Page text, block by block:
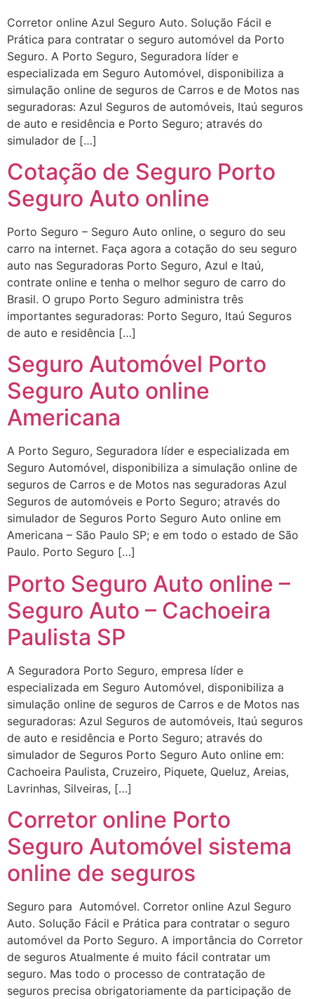
Corretor online Azul Seguro Auto. Solução Fácil e
Prática para contratar o seguro automóvel da Porto
Seguro. A Porto Seguro, Seguradora líder e
especializada em Seguro Automóvel, disponibiliza a
simulação online de seguros de Carros e de Motos nas
seguradoras: Azul Seguros de automóveis, Itaú seguros
de auto e residência e Porto Seguro; através do
simulador de […]
Cotação de Seguro Porto
Seguro Auto online
Porto Seguro – Seguro Auto online, o seguro do seu
carro na internet. Faça agora a cotação do seu seguro
auto nas Seguradoras Porto Seguro, Azul e Itaú,
contrate online e tenha o melhor seguro de carro do
Brasil. O grupo Porto Seguro administra três
importantes seguradoras: Porto Seguro, Itaú Seguros
de auto e residência […]
Seguro Automóvel Porto
Seguro Auto online
Americana
A Porto Seguro, Seguradora líder e especializada em
Seguro Automóvel, disponibiliza a simulação online de
seguros de Carros e de Motos nas seguradoras Azul
Seguros de automóveis e Porto Seguro; através do
simulador de Seguros Porto Seguro Auto online em
Americana – São Paulo SP; e em todo o estado de São
Paulo. Porto Seguro […]
Porto Seguro Auto online –
Seguro Auto – Cachoeira
Paulista SP
A Seguradora Porto Seguro, empresa líder e
especializada em Seguro Automóvel, disponibiliza a
simulação online de seguros de Carros e de Motos nas
seguradoras: Azul Seguros de automóveis, Itaú seguros
de auto e residência e Porto Seguro; através do
simulador de Seguros Porto Seguro Auto online em:
Cachoeira Paulista, Cruzeiro, Piquete, Queluz, Areias,
Lavrinhas, Silveiras, […]
Corretor online Porto
Seguro Automóvel sistema
online de seguros
Seguro para Automóvel. Corretor online Azul Seguro
Auto. Solução Fácil e Prática para contratar o seguro
automóvel da Porto Seguro. A importância do Corretor
de seguros Atualmente é muito fácil contratar um
seguro. Mas todo o processo de contratação de
seguros precisa obrigatoriamente da participação de